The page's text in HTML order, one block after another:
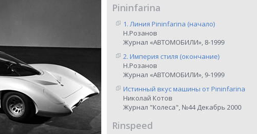
Pininfarina
1. Линия Pininfarina (начало)
Н.Розанов
Журнал «АВТОМОБИЛИ», 8-1999
2. Империя стиля (окончание)
Н.Розанов
Журнал «АВТОМОБИЛИ», 9-1999
Истинный вкус машины от Pininfarina
Николай Котов
Журнал "Колеса", №44 Декабрь 2000
Rinspeed